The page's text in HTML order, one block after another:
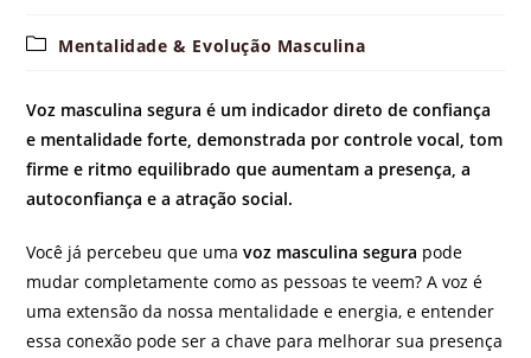
Categoria
Mentalidade & Evolução Masculina
Voz masculina segura é um indicador direto de confiança
e mentalidade forte, demonstrada por controle vocal, tom
firme e ritmo equilibrado que aumentam a presença, a
autoconfiança e a atração social.
Você já percebeu que umavoz masculina segura pode
mudar completamente como as pessoas te veem? A voz é
uma extensão da nossa mentalidade e energia, e entender
essa conexão pode ser a chave para melhorar sua presença